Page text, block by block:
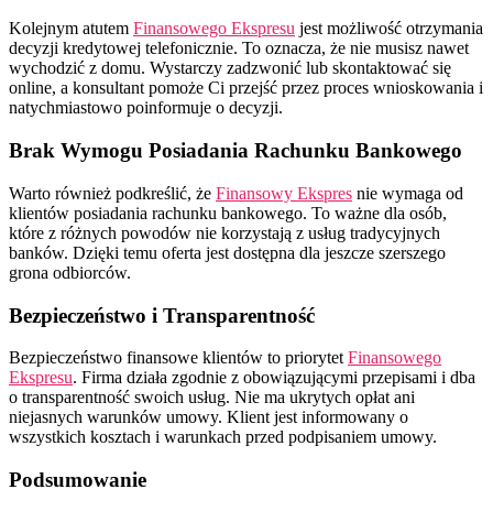
Kolejnym atutem Finansowego Ekspresu jest możliwość otrzymania
decyzji kredytowej telefonicznie. To oznacza, że nie musisz nawet
wychodzić z domu. Wystarczy zadzwonić lub skontaktować się
online, a konsultant pomoże Ci przejść przez proces wnioskowania i
natychmiastowo poinformuje o decyzji.
Brak Wymogu Posiadania Rachunku Bankowego
Warto również podkreślić, że Finansowy Ekspres nie wymaga od
klientów posiadania rachunku bankowego. To ważne dla osób,
które z różnych powodów nie korzystają z usług tradycyjnych
banków. Dzięki temu oferta jest dostępna dla jeszcze szerszego
grona odbiorców.
Bezpieczeństwo i Transparentność
Bezpieczeństwo finansowe klientów to priorytet Finansowego
Ekspresu. Firma działa zgodnie z obowiązującymi przepisami i dba
o transparentność swoich usług. Nie ma ukrytych opłat ani
niejasnych warunków umowy. Klient jest informowany o
wszystkich kosztach i warunkach przed podpisaniem umowy.
Podsumowanie